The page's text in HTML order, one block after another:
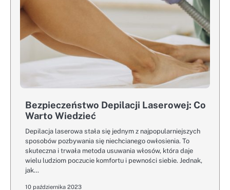
Bezpieczeństwo Depilacji Laserowej: Co
Warto Wiedzieć
Depilacja laserowa stała się jednym z najpopularniejszych
sposobów pozbywania się niechcianego owłosienia. To
skuteczna i trwała metoda usuwania włosów, która daje
wielu ludziom poczucie komfortu i pewności siebie. Jednak,
jak…
10 października 2023